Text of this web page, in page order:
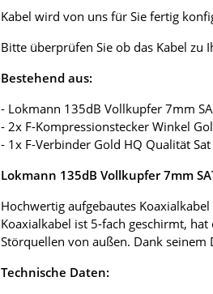
Kabel wird von uns für Sie fertig
Bitte überprüfen Sie ob das Kabel zu
Bestehend aus:
- Lokmann 135dB Vollkupfer 7mm
- 2x F-Kompressionstecker Winkel
- 1x F-Verbinder Gold HQ Qualität
Lokmann 135dB Vollkupfer 7mm
Hochwertig aufgebautes
Koaxialkabel ist 5-fach geschirmt,
Störquellen von außen. Dank
Technische Daten: